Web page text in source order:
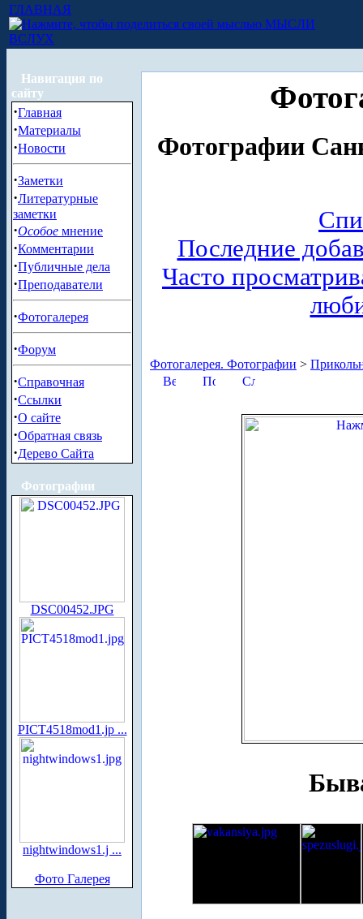
ГЛАВНАЯ
МЫСЛИ
ВСЛУХ
Навигация по
сайту
·Главная
·Материалы
·Новости
·Заметки
·Литературные
заметки
·Особое мнение
·Комментарии
·Публичные дела
·Преподаватели
·Фотогалерея
·Форум
·Справочная
·Ссылки
·О сайте
·Обратная связь
·Дерево Сайта
Фотографии
DSC00452.JPG
PICT4518mod1.jp ...
nightwindows1.j ...
Фото Галерея
Фотографии
Последние
Часто
Фотогалерея. Фотографии >